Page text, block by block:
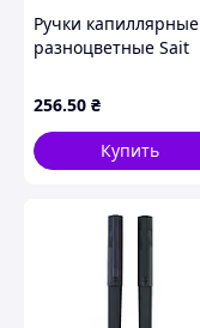
Ручки капиллярные
разноцветные Sait
№5112-9
256.50 ₴
Купить